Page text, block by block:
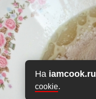
На iamcook.ru
cookie.